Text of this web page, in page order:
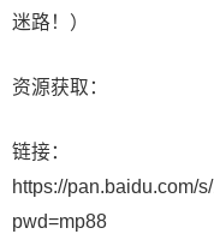
迷路！）
资源获取：
链接：
https://pan.baidu.com/
pwd=mp88